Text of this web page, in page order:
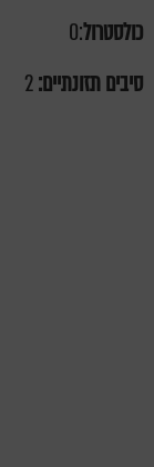
כולסטרול:0
סיבים תזונתיים: